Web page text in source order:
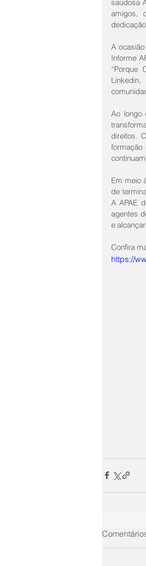
saudosa
amigos,
A
Informe
“Porque
Ao longo
direitos.
formação
Em meio
de
A APAE
agentes
e
Confira
https://